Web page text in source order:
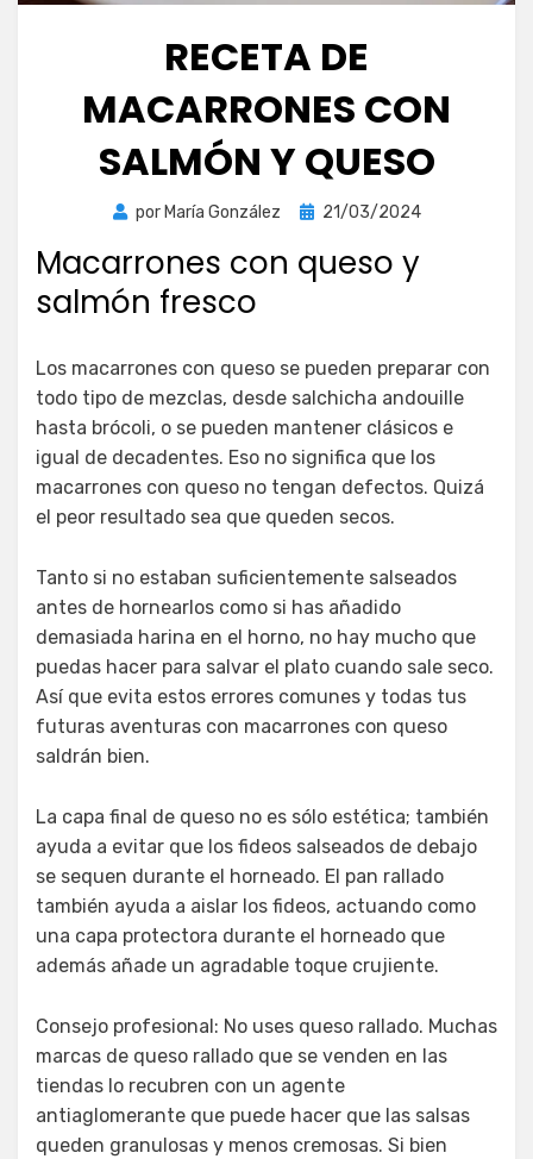
RECETA DE
MACARRONES CON
SALMÓN Y QUESO
por María González
Publicada
21/03/2024
Macarrones con queso y
salmón fresco
Los macarrones con queso se pueden preparar con
todo tipo de mezclas, desde salchicha andouille
hasta brócoli, o se pueden mantener clásicos e
igual de decadentes. Eso no significa que los
macarrones con queso no tengan defectos. Quizá
el peor resultado sea que queden secos.
Tanto si no estaban suficientemente salseados
antes de hornearlos como si has añadido
demasiada harina en el horno, no hay mucho que
puedas hacer para salvar el plato cuando sale seco.
Así que evita estos errores comunes y todas tus
futuras aventuras con macarrones con queso
saldrán bien.
La capa final de queso no es sólo estética; también
ayuda a evitar que los fideos salseados de debajo
se sequen durante el horneado. El pan rallado
también ayuda a aislar los fideos, actuando como
una capa protectora durante el horneado que
además añade un agradable toque crujiente.
Consejo profesional: No uses queso rallado. Muchas
marcas de queso rallado que se venden en las
tiendas lo recubren con un agente
antiaglomerante que puede hacer que las salsas
queden granulosas y menos cremosas. Si bien